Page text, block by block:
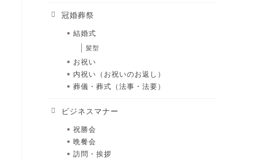
冠婚葬祭
結婚式
髪型
お祝い
内祝い（お祝いのお返し）
葬儀・葬式（法事・法要）
ビジネスマナー
祝勝会
晩餐会
訪問・挨拶